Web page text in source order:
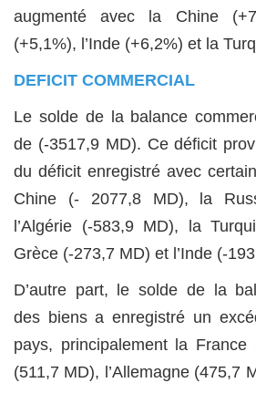
augmenté avec la Chine
(+5,1%), l’Inde (+6,2%) et la
DEFICIT COMMERCIAL
Le solde de la balance
de (-3517,9 MD). Ce déficit
du déficit enregistré avec
Chine (- 2077,8 MD), la
l’Algérie (-583,9 MD), la
Grèce (-273,7 MD) et l’Inde (-
D’autre part, le solde de la
des biens a enregistré un
pays, principalement la France
(511,7 MD), l’Allemagne (475,7